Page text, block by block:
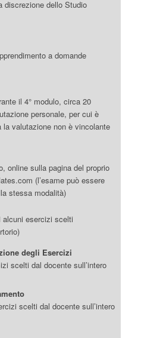
discrezione dello Studio
a domande
il 4° modulo, circa 20
personale, per cui è
la valutazione non è vincolante
online sulla pagina del proprio
(l’esame può essere
stessa modalità)
alcuni esercizi scelti
degli Esercizi
scelti dal docente sull’intero
scelti dal docente sull’intero